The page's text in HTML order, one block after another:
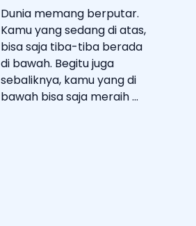
Dunia memang berputar.
Kamu yang sedang di atas,
bisa saja tiba-tiba berada
di bawah. Begitu juga
sebaliknya, kamu yang di
bawah bisa saja meraih ...